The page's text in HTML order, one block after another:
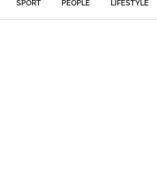
SPORT PEOPLE LIFESTYLE